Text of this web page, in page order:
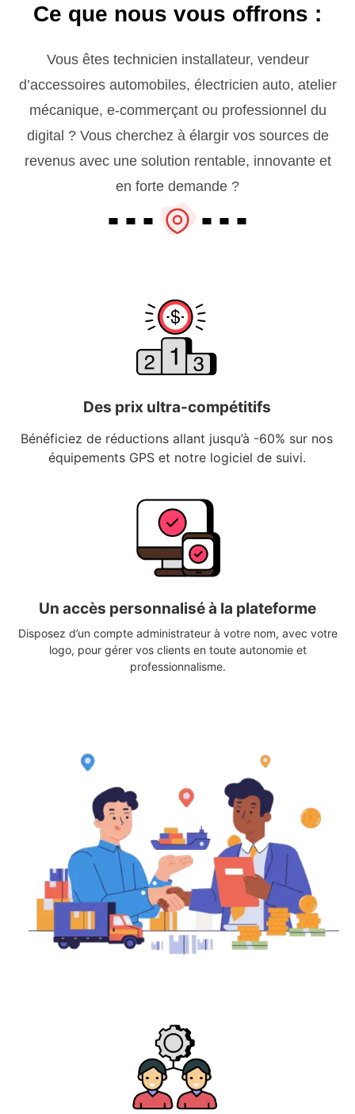
Ce que nous vous offrons :
Vous êtes technicien installateur, vendeur
d’accessoires automobiles, électricien auto, atelier
mécanique, e-commerçant ou professionnel du
digital ? Vous cherchez à élargir vos sources de
revenus avec une solution rentable, innovante et
en forte demande ?
Des prix ultra-compétitifs
Bénéficiez de réductions allant jusqu’à -60% sur nos
équipements GPS et notre logiciel de suivi.
Un accès personnalisé à la plateforme
Disposez d’un compte administrateur à votre nom, avec votre
logo, pour gérer vos clients en toute autonomie et
professionnalisme.